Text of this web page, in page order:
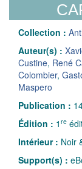
Collection :
Auteur(s) :
Custine, René
Colombier,
Maspero
Publication :
Édition : 1 re
Intérieur : Noir
Support(s) :